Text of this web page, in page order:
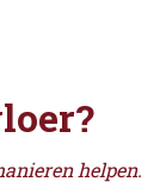
helpen.